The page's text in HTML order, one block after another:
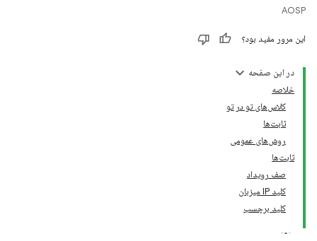
AOSP
این مرور مفید بود؟
در این صفحه
خلاصه
کلاس‌های تو در تو
ثابت‌ها
روش‌های عمومی
ثابت‌ها
صف رویداد
کلید IP میزبان
کلید برچسب